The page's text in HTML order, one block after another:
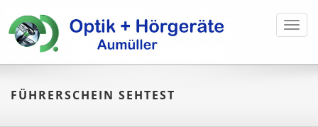
FÜHRERSCHEIN SEHTEST